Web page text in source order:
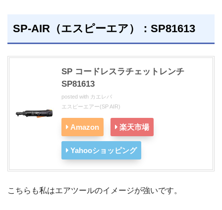
SP-AIR（エスピーエア）：SP81613
SP コードレスラチェットレンチ
SP81613
posted with カエレバ
エスピーエアー(SP AIR)
Amazon 楽天市場
Yahooショッピング
こちらも私はエアツールのイメージが強いです。